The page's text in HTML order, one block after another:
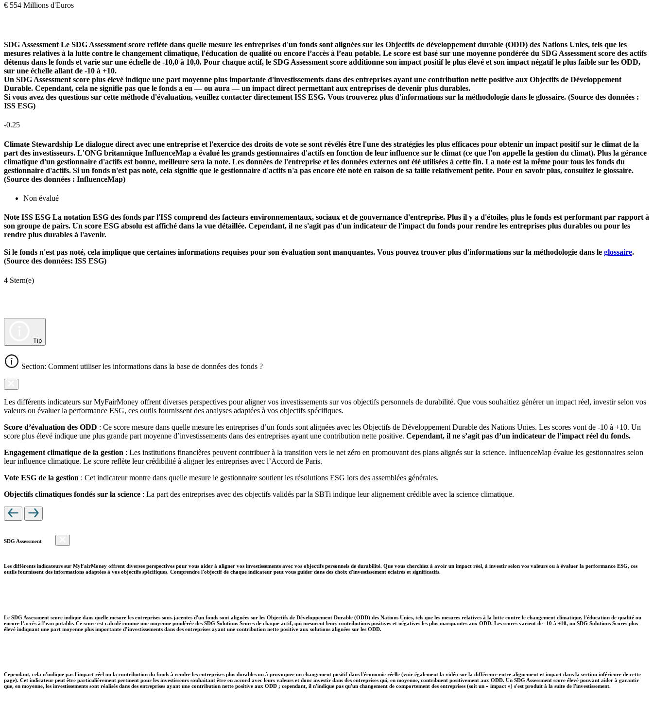
€ 554 Millions d'Euros
SDG Assessment Le SDG Assessment score reflète dans quelle mesure les entreprises d'un fonds sont alignées sur les Objectifs de développement durable (ODD) des Nations Unies, tels que les
mesures relatives à la lutte contre le changement climatique, l'éducation de qualité ou encore l’accès à l’eau potable. Le score est basé sur une moyenne pondérée du SDG Assessment score des actifs
détenus dans le fonds et varie sur une échelle de -10,0 à 10,0. Pour chaque actif, le SDG Assessment score additionne son impact positif le plus élevé et son impact négatif le plus faible sur les ODD,
sur une échelle allant de -10 à +10.
Un SDG Assessment score plus élevé indique une part moyenne plus importante d'investissements dans des entreprises ayant une contribution nette positive aux Objectifs de Développement
Durable. Cependant, cela ne signifie pas que le fonds a eu — ou aura — un impact direct permettant aux entreprises de devenir plus durables.
Si vous avez des questions sur cette méthode d'évaluation, veuillez contacter directement ISS ESG. Vous trouverez plus d'informations sur la méthodologie dans le glossaire. (Source des données :
ISS ESG)
-0.25
Climate Stewardship Le dialogue direct avec une entreprise et l'exercice des droits de vote se sont révélés être l'une des stratégies les plus efficaces pour obtenir un impact positif sur le climat de la
part des investisseurs. L'ONG britannique InfluenceMap a évalué les grands gestionnaires d'actifs en fonction de leur influence sur le climat (ce que l'on appelle la gestion du climat). Plus la gérance
climatique d'un gestionnaire d'actifs est bonne, meilleure sera la note. Les données de l'entreprise et les données externes ont été utilisées à cette fin. La note est la même pour tous les fonds du
gestionnaire d'actifs. Si un fonds n'est pas noté, cela signifie que le gestionnaire d'actifs n'a pas encore été noté en raison de sa taille relativement petite. Pour en savoir plus, consultez le glossaire.
(Source des données : InfluenceMap)
Non évalué
Note ISS ESG La notation ESG des fonds par l'ISS comprend des facteurs environnementaux, sociaux et de gouvernance d'entreprise. Plus il y a d'étoiles, plus le fonds est performant par rapport à
son groupe de pairs. Un score ESG absolu est affiché dans la vue détaillée. Cependant, il ne s'agit pas d'un indicateur de l'impact du fonds pour rendre les entreprises plus durables ou pour les
rendre plus durables à l'avenir.
Si le fonds n'est pas noté, cela implique que certaines informations requises pour son évaluation sont manquantes. Vous pouvez trouver plus d'informations sur la méthodologie dans le glossaire.
(Source des données: ISS ESG)
4 Stern(e)
Tip
Section: Comment utiliser les informations dans la base de données des fonds ?
Les différents indicateurs sur MyFairMoney offrent diverses perspectives pour aligner vos investissements sur vos objectifs personnels de durabilité. Que vous souhaitiez générer un impact réel, investir selon vos
valeurs ou évaluer la performance ESG, ces outils fournissent des analyses adaptées à vos objectifs spécifiques.
Score d’évaluation des ODD : Ce score mesure dans quelle mesure les entreprises d’un fonds sont alignées avec les Objectifs de Développement Durable des Nations Unies. Les scores vont de -10 à +10. Un
score plus élevé indique une plus grande part moyenne d’investissements dans des entreprises ayant une contribution nette positive. Cependant, il ne s’agit pas d’un indicateur de l’impact réel du fonds.
Engagement climatique de la gestion : Les institutions financières peuvent contribuer à la transition vers le net zéro en promouvant des plans alignés sur la science. InfluenceMap évalue les gestionnaires selon
leur influence climatique. Le score reflète leur crédibilité à aligner les entreprises avec l’Accord de Paris.
Vote ESG de la gestion : Cet indicateur montre dans quelle mesure le gestionnaire soutient les résolutions ESG lors des assemblées générales.
Objectifs climatiques fondés sur la science : La part des entreprises avec des objectifs validés par la SBTi indique leur alignement crédible avec la science climatique.
SDG Assessment
Les différents indicateurs sur MyFairMoney offrent diverses perspectives pour vous aider à aligner vos investissements avec vos objectifs personnels de durabilité. Que vous cherchiez à avoir un impact réel, à investir selon vos valeurs ou à évaluer la performance ESG, ces
outils fournissent des informations adaptées à vos objectifs spécifiques. Comprendre l'objectif de chaque indicateur peut vous guider dans des choix d'investissement éclairés et significatifs.
Le SDG Assessment score indique dans quelle mesure les entreprises sous-jacentes d'un fonds sont alignées sur les Objectifs de Développement Durable (ODD) des Nations Unies, tels que les mesures relatives à la lutte contre le changement climatique, l'éducation de qualité ou
encore l’accès à l’eau potable. Ce score est calculé comme une moyenne pondérée des SDG Solutions Scores de chaque actif, qui mesurent leurs contributions positives et négatives les plus marquantes aux ODD. Les scores varient de -10 à +10, un SDG Solutions Scores plus
élevé indiquant une part moyenne plus importante d’investissements dans des entreprises ayant une contribution nette positive aux solutions alignées sur les ODD.
Cependant, cela n'indique pas l'impact réel ou la contribution du fonds à rendre les entreprises plus durables ou à provoquer un changement positif dans l'économie réelle (voir également la vidéo sur la différence entre alignement et impact dans la section inférieure de cette
page). Cet indicateur peut être particulièrement pertinent pour les investisseurs souhaitant être en accord avec leurs valeurs et donc investir dans des entreprises qui, en moyenne, contribuent positivement aux ODD. Un SDG Assessment score élevé pouvant aider à garantir
que, en moyenne, les investissements sont réalisés dans des entreprises ayant une contribution nette positive aux ODD ; cependant, il n'indique pas qu'un changement de comportement des entreprises (soit un « impact ») s'est produit à la suite de l'investissement.